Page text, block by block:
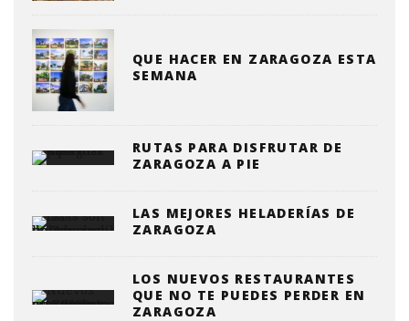
QUE HACER EN ZARAGOZA ESTA
SEMANA
RUTAS PARA DISFRUTAR DE
ZARAGOZA A PIE
LAS MEJORES HELADERÍAS DE
ZARAGOZA
LOS NUEVOS RESTAURANTES
QUE NO TE PUEDES PERDER EN
ZARAGOZA